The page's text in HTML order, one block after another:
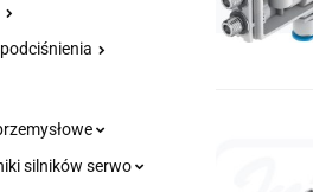
silników serwo